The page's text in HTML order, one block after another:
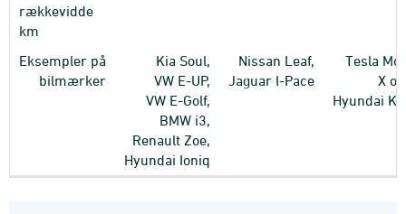
rækkevidde
km
Eksempler på
bilmærker
Kia Soul,
VW E-UP,
VW E-Golf,
BMW i3,
Renault Zoe,
Hyundai Ioniq
Nissan Leaf,
Jaguar I-Pace
Tesla
X
Hyundai